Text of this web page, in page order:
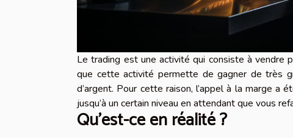
Le trading est une activité qui consiste à vendre
que cette activité permette de gagner de très
d’argent. Pour cette raison, l’appel à la marge
jusqu’à un certain niveau en attendant que vous
Qu’est-ce en réalité ?